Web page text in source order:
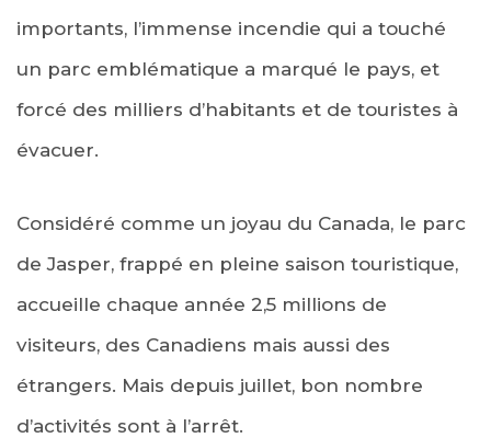
importants, l’immense incendie qui a touché
un parc emblématique a marqué le pays, et
forcé des milliers d’habitants et de touristes à
évacuer.
Considéré comme un joyau du Canada, le parc
de Jasper, frappé en pleine saison touristique,
accueille chaque année 2,5 millions de
visiteurs, des Canadiens mais aussi des
étrangers. Mais depuis juillet, bon nombre
d’activités sont à l’arrêt.